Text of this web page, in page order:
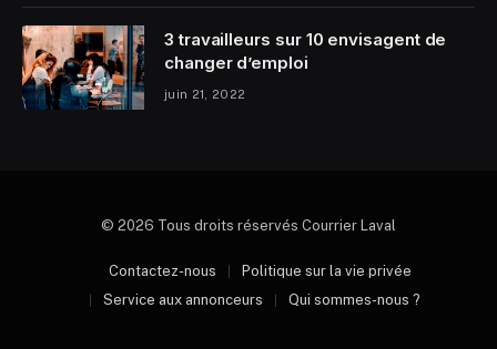
3 travailleurs sur 10 envisagent de
changer d’emploi
juin 21, 2022
© 2026 Tous droits réservés Courrier Laval
Contactez-nous
Politique sur la vie privée
Service aux annonceurs
Qui sommes-nous ?